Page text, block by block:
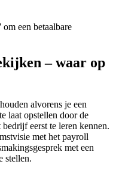
een betaalbare
– waar op
alvorens je een
laat opstellen door de
eerst te leren kennen.
met het payroll
met een
stellen.